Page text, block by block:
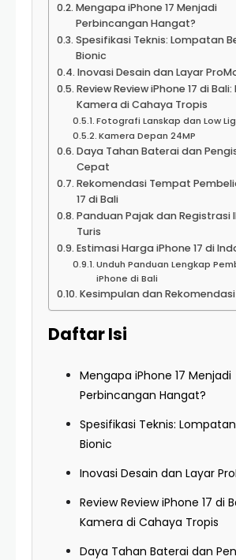
Mengapa iPhone 17 Menjadi
Perbincangan Hangat?
Spesifikasi Teknis: Lompatan
Bionic
Inovasi Desain dan Layar
Review Review iPhone 17 di
Kamera di Cahaya Tropis
Fotografi Lanskap dan Low
Kamera Depan 24MP
Daya Tahan Baterai dan
Cepat
Rekomendasi Tempat
17 di Bali
Panduan Pajak dan Registrasi
Turis
Estimasi Harga iPhone 17 di
Unduh Panduan Lengkap
iPhone di Bali
Kesimpulan dan Rekomendasi
Daftar Isi
Mengapa iPhone 17 Menjadi
Perbincangan Hangat?
Spesifikasi Teknis: Lompatan
Bionic
Inovasi Desain dan Layar
Review Review iPhone 17 di
Kamera di Cahaya Tropis
Daya Tahan Baterai dan